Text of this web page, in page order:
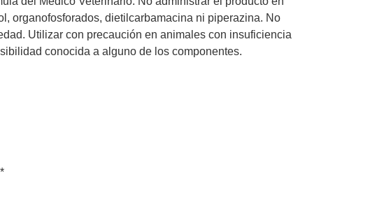
organofosforados, dietilcarbamacina ni piperazina. No
Utilizar con precaución en animales con insuficiencia
conocida a alguno de los componentes.
*